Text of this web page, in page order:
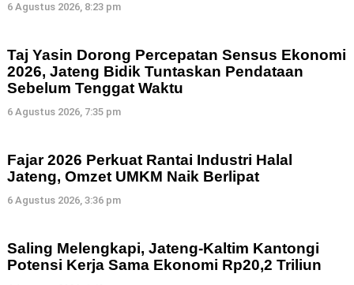
6 Agustus 2026, 8:23 pm
Taj Yasin Dorong Percepatan Sensus Ekonomi
2026, Jateng Bidik Tuntaskan Pendataan
Sebelum Tenggat Waktu
6 Agustus 2026, 7:35 pm
Fajar 2026 Perkuat Rantai Industri Halal
Jateng, Omzet UMKM Naik Berlipat
6 Agustus 2026, 3:36 pm
Saling Melengkapi, Jateng-Kaltim Kantongi
Potensi Kerja Sama Ekonomi Rp20,2 Triliun